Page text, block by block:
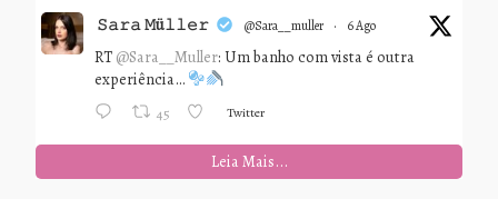
𝚂𝚊𝚛𝚊 𝙼ü𝚕𝚕𝚎𝚛 @sara__muller · 6 Ago
RT @Sara__Muller: Um banho com vista é outra
experiência…
45 Twitter
Leia Mais...